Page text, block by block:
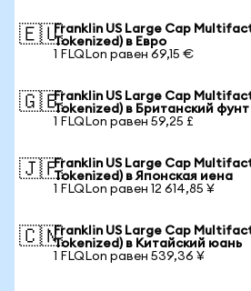
🇪🇺Franklin US Large Cap
Tokenized) в Евро
1 FLQLon равен 69,15 €
🇬🇧Franklin US Large Cap
Tokenized) в Британский
1 FLQLon равен 59,25 £
🇯🇵Franklin US Large Cap
Tokenized) в Японская иена
1 FLQLon равен 12 614,85 ¥
🇨🇳Franklin US Large Cap
Tokenized) в Китайский юань
1 FLQLon равен 539,36 ¥